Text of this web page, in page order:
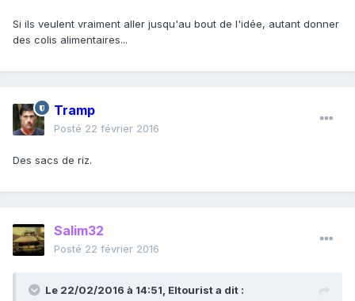
Si ils veulent vraiment aller jusqu'au bout de l'idée, autant donner
des colis alimentaires...
Tramp
Posté 22 février 2016
Des sacs de riz.
Salim32
Posté 22 février 2016
Le 22/02/2016 à 14:51, Eltourist a dit :